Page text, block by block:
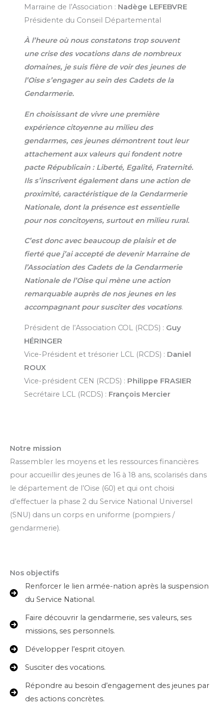
Marraine de l’Association : Nadège LEFEBVRE
Présidente du Conseil Départemental
À l’heure où nous constatons trop souvent
une crise des vocations dans de nombreux
domaines, je suis fière de voir des jeunes de
l’Oise s’engager au sein des Cadets de la
Gendarmerie.
En choisissant de vivre une première
expérience citoyenne au milieu des
gendarmes, ces jeunes démontrent tout leur
attachement aux valeurs qui fondent notre
pacte Républicain : Liberté, Egalité, Fraternité.
Ils s’inscrivent également dans une action de
proximité, caractéristique de la Gendarmerie
Nationale, dont la présence est essentielle
pour nos concitoyens, surtout en milieu rural.
C’est donc avec beaucoup de plaisir et de
fierté que j’ai accepté de devenir Marraine de
l’Association des Cadets de la Gendarmerie
Nationale de l’Oise qui mène une action
remarquable auprès de nos jeunes en les
accompagnant pour susciter des vocations.
Président de l’Association COL (RCDS) : Guy
HÉRINGER
Vice-Président et trésorier LCL (RCDS) : Daniel
ROUX
Vice-président CEN (RCDS) : Philippe FRASIER
Secrétaire LCL (RCDS) : François Mercier
Notre mission
Rassembler les moyens et les ressources financières
pour accueillir des jeunes de 16 à 18 ans, scolarisés dans
le département de l’Oise (60) et qui ont choisi
d’effectuer la phase 2 du Service National Universel
(SNU) dans un corps en uniforme (pompiers /
gendarmerie).
Nos objectifs
Renforcer le lien armée-nation après la suspension
du Service National.
Faire découvrir la gendarmerie, ses valeurs, ses
missions, ses personnels.
Développer l’esprit citoyen.
Susciter des vocations.
Répondre au besoin d’engagement des jeunes par
des actions concrètes.